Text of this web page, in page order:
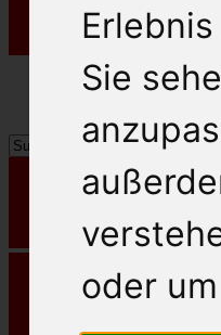
Sie
oder